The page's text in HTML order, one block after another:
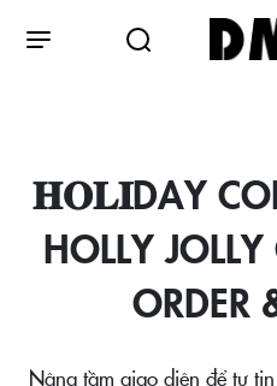
𝐇𝐎𝐋𝐈DAY
HOLLY
ORDER
Nâng tầm giao diện để tự